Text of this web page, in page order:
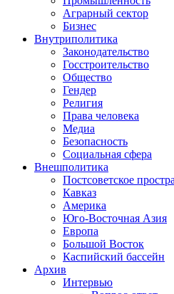
Аграрный сектор
Бизнес
Внутриполитика
Законодательство
Госстроительство
Общество
Гендер
Религия
Права человека
Медиа
Безопасность
Социальная сфера
Внешполитика
Постсоветское
Кавказ
Америка
Юго-Восточная Азия
Европа
Большой Восток
Каспийский бассейн
Архив
Интервью